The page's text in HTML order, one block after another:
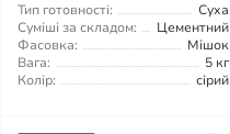
Тип готовності:
Суха
Суміші за складом:
Цементний
Фасовка:
Мішок
Вага:
5 кг
Колір:
сірий